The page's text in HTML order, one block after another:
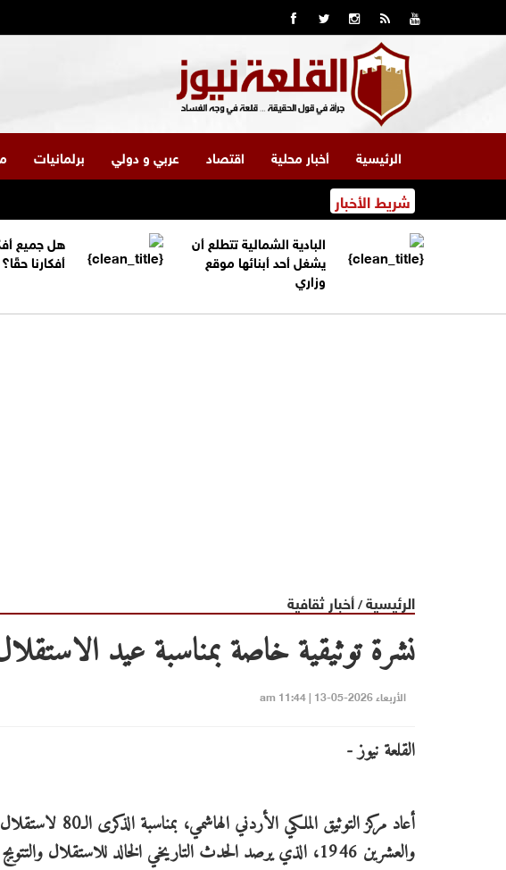
الرئيسية أخبار محلية اقتصاد عربي و دولي برلمانيات
شريط الأخبار
البادية الشمالية تتطلع أن
يشغل أحد أبنائها موقع
وزاري
هل جميع
أفكارنا حقًا؟
الرئيسية/أخبار ثقافية
نشرة توثيقية خاصة بمناسبة عيد الاستقلال
الأربعاء 2026-05-13 | 11:44 am
القلعة نيوز -
والعشرين 1946، الذي يرصد الحدث التاريخي الخالد للاستقلال والتتويج الملكي.